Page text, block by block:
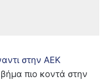
στην ΑΕΚ
πιο κοντά στην